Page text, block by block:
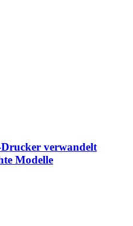
verwandelt
Modelle